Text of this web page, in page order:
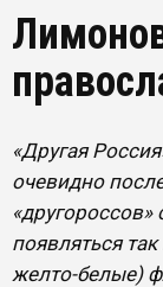
«Другая
очевидно
«другороссов»
появляться
желто-белые)